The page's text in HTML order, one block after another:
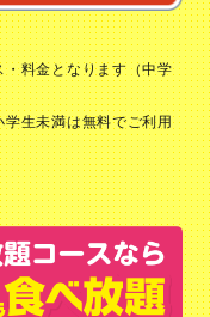
料金となります（中学
生未満は無料でご利用